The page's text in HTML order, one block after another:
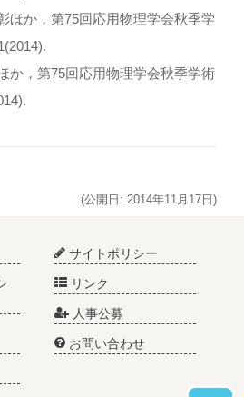
ほか，第75回応用物理学会秋季学
か，第75回応用物理学会秋季学術
(公開日: 2014年11月17日)
サイトポリシー
リンク
人事公募
お問い合わせ